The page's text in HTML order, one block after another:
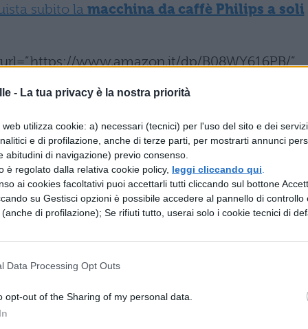
- La tua privacy è la nostra priorità
utilizza cookie: a) necessari (tecnici) per l'uso del sito e dei
e di profilazione, anche di terze parti, per mostrarti annunci
abitudini di navigazione) previo consenso.
è regolato dalla relativa cookie policy, leggi cliccando qui
ai cookies facoltativi puoi accettarli tutti cliccando sul bottone
su Gestisci opzioni è possibile accedere al pannello di controllo
di profilazione); Se rifiuti tutto, userai solo i cookie tecnici di
Data Processing Opt Outs
opt-out of the Sharing of my personal data.
subito lamacchina da caffè Philips a soli
www.amazon.it/dp/B08WY616PB/”
Philips su Amazon”]
scegli il tuo caffè
con lecialde SENSEOche potrai trovare
che ti piace di più. È dotata di uncursore
l’intensità del caffè, da classico a intenso,
a due tazze contemporaneamente.